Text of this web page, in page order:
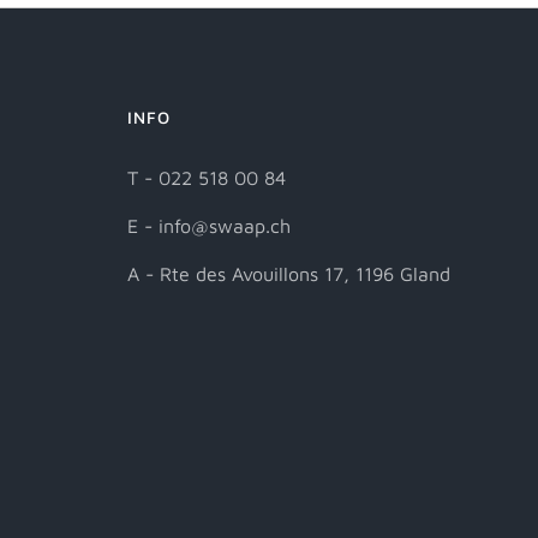
INFO
T - 022 518 00 84
E - info@swaap.ch
A - Rte des Avouillons 17, 1196 Gland